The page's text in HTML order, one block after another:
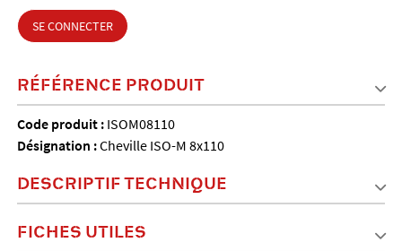
SE CONNECTER
RÉFÉRENCE PRODUIT
Code produit : ISOM08110
Désignation :Cheville ISO-M 8x110
DESCRIPTIF TECHNIQUE
FICHES UTILES